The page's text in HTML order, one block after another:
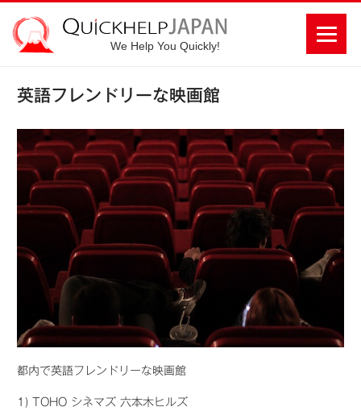
We Help You Quickly!
英語フレンドリーな映画館
都内で英語フレンドリーな映画館
1) TOHO シネマズ 六本木ヒルズ